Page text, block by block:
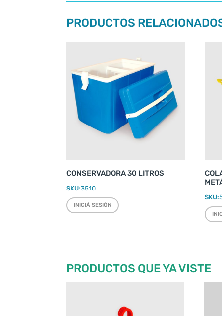
PRODUCTOS
CONSERVADORA 30 LITROS
SKU:3510
INICIÁ SESIÓN
SKU:
PRODUCTOS QUE YA VISTE